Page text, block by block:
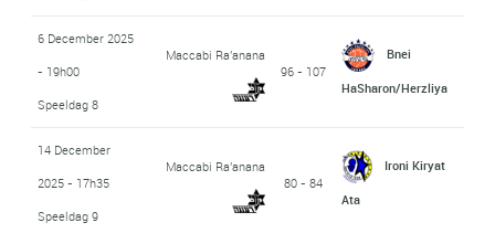
6 December 2025
- 19h00
Speeldag 8
Maccabi Ra'anana
96 - 107
Bnei
HaSharon/Herzliya
14 December
2025 - 17h35
Speeldag 9
Maccabi Ra'anana
80 - 84
Ironi Kiryat
Ata